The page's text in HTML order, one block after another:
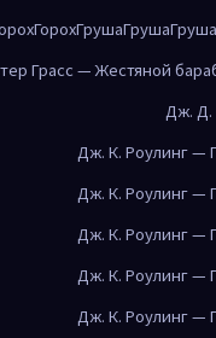
ГорохГрушаГрушаГруша
Грасс — Жестяной
Дж. Д.
Дж. К. Роулинг —
Дж. К. Роулинг —
Дж. К. Роулинг —
Дж. К. Роулинг —
Дж. К. Роулинг —